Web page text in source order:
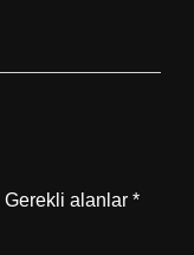
Gerekli alanlar *